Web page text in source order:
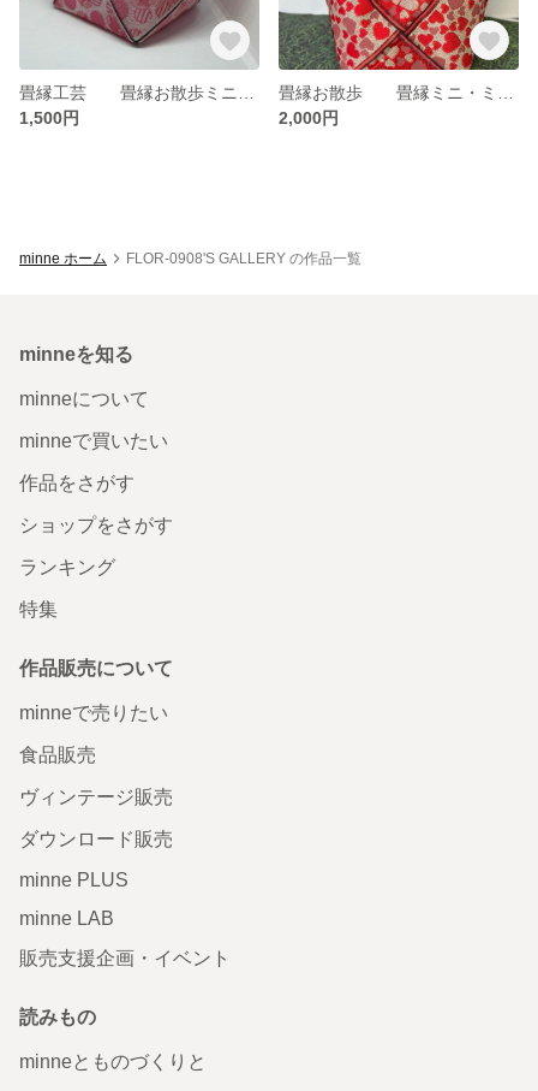
1,500円
2,000円
minne ホーム FLOR-0908'S GALLERY の作品一覧
minneを知る
minneについて
minneで買いたい
作品をさがす
ショップをさがす
ランキング
特集
作品販売について
minneで売りたい
食品販売
ヴィンテージ販売
ダウンロード販売
minne PLUS
minne LAB
販売支援企画・イベント
読みもの
minneとものづくりと